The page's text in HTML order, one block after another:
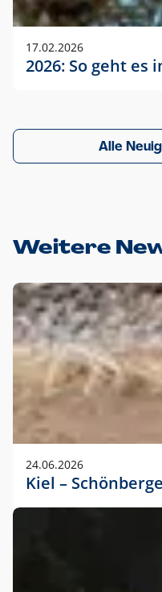
17.02.2026
2026: So geht es
Alle
Weitere
24.06.2026
Kiel –